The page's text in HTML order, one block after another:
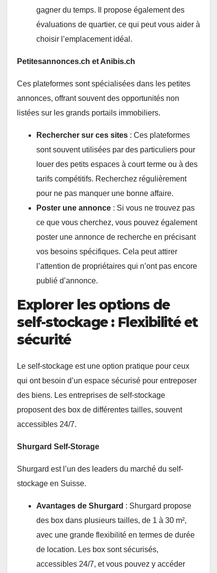
gagner du temps. Il propose également des
évaluations de quartier, ce qui peut vous aider à
choisir l’emplacement idéal.
Petitesannonces.ch et Anibis.ch
Ces plateformes sont spécialisées dans les petites
annonces, offrant souvent des opportunités non
listées sur les grands portails immobiliers.
Rechercher sur ces sites : Ces plateformes
sont souvent utilisées par des particuliers pour
louer des petits espaces à court terme ou à des
tarifs compétitifs. Recherchez régulièrement
pour ne pas manquer une bonne affaire.
Poster une annonce : Si vous ne trouvez pas
ce que vous cherchez, vous pouvez également
poster une annonce de recherche en précisant
vos besoins spécifiques. Cela peut attirer
l’attention de propriétaires qui n’ont pas encore
publié d’annonce.
Explorer les options de
self-stockage : Flexibilité et
sécurité
Le self-stockage est une option pratique pour ceux
qui ont besoin d’un espace sécurisé pour entreposer
des biens. Les entreprises de self-stockage
proposent des box de différentes tailles, souvent
accessibles 24/7.
Shurgard Self-Storage
Shurgard est l’un des leaders du marché du self-
stockage en Suisse.
Avantages de Shurgard : Shurgard propose
des box dans plusieurs tailles, de 1 à 30 m²,
avec une grande flexibilité en termes de durée
de location. Les box sont sécurisés,
accessibles 24/7, et vous pouvez y accéder